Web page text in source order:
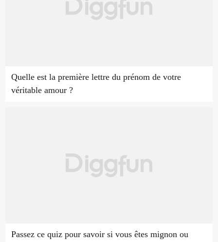
Quelle est la première lettre du prénom de votre
véritable amour ?
Passez ce quiz pour savoir si vous êtes mignon ou